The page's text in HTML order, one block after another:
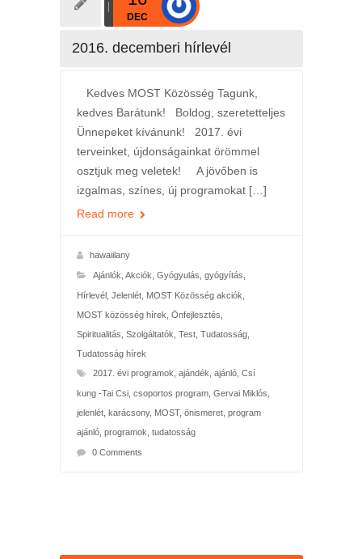
DEC
2016. decemberi hírlevél
Kedves MOST Közösség Tagunk,
kedves Barátunk! Boldog, szeretetteljes
Ünnepeket kívánunk! 2017. évi
terveinket, újdonságainkat örömmel
osztjuk meg veletek! A jövőben is
izgalmas, színes, új programokat […]
Read more
hawaiilany
Ajánlók Akciók Gyógyulás, gyógyítás
Hírlevél, Jelenlét, MOST Közösség akciók
MOST közösség hírek Önfejlesztés
Spiritualitás Szolgáltatók Test, Tudatosság,
Tudatosság hírek
2017. évi programok ajándék ajánló, Csí
kung -Tai Csi, csoportos program, Gervai Miklós
jelenlét, karácsony, MOST, önismeret, program
ajánló, programok tudatosság
0 Comments